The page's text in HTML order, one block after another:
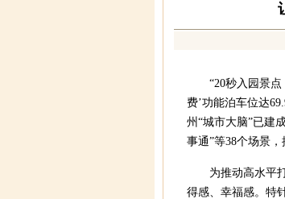
“20秒入园景
费’功能泊车位达
州“城市大脑”已建
事通”等38个场景，
为推动高水平
得感、幸福感。特